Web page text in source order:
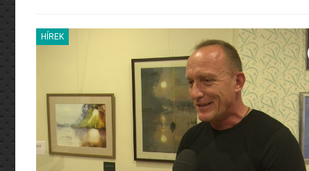
HÍREK